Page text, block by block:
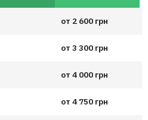
от 2 600 грн
от 3 300 грн
от 4 000 грн
от 4 750 грн